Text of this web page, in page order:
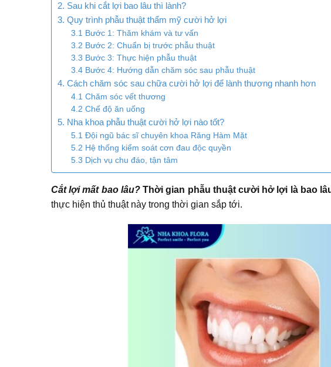
2. Sau khi cắt lợi bao lâu thì lành?
3. Quy trình phẫu thuật thẩm mỹ cười hở lợi
3.1 Bước 1: Thăm khám và tư vấn
3.2 Bước 2: Chuẩn bị trước phẫu thuật
3.3 Bước 3: Thực hiện phẫu thuật
3.4 Bước 4: Hướng dẫn chăm sóc sau phẫu thuật
4. Cách chăm sóc sau chữa cười hở lợi để lành thương nhanh hơn
4.1 Chăm sóc vết thương
4.2 Chế độ ăn uống
5. Nha khoa phẫu thuật cười hở lợi nào tốt?
5.1 Đội ngũ bác sĩ chuyên khoa Răng Hàm Mặt
5.2 Hệ thống kiểm soát cơn đau độc quyền
5.3 Dịch vụ chu đáo, tận tâm
Cắt lợi mất bao lâu? Thời gian phẫu thuật cười hở lợi là bao
thực hiện thủ thuật này trong thời gian sắp tới.